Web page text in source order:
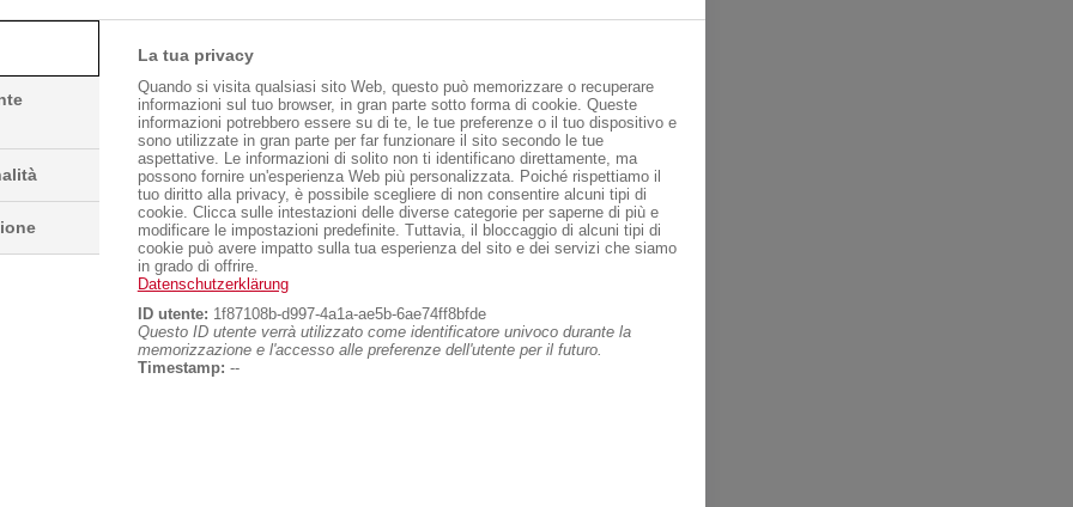
eccezionali d’isolamento
mostra che i prodotti isolanti
una conducibilità termica ≤
tradizionale a parità
La tua privacy
Quando si visita qualsiasi sito Web, questo può memorizzare o recuperare
informazioni sul tuo browser, in gran parte sotto forma di cookie. Queste
informazioni potrebbero essere su di te, le tue preferenze o il tuo dispositivo e
sono utilizzate in gran parte per far funzionare il sito secondo le tue
aspettative. Le informazioni di solito non ti identificano direttamente, ma
possono fornire un'esperienza Web più personalizzata. Poiché rispettiamo il
tuo diritto alla privacy, è possibile scegliere di non consentire alcuni tipi di
cookie. Clicca sulle intestazioni delle diverse categorie per saperne di più e
modificare le impostazioni predefinite. Tuttavia, il bloccaggio di alcuni tipi di
cookie può avere impatto sulla tua esperienza del sito e dei servizi che siamo
in grado di offrire.
Datenschutzerklärung
ID utente: 1f87108b-d997-4a1a-ae5b-6ae74ff8bfde
Questo ID utente verrà utilizzato come identificatore univoco durante la
memorizzazione e l'accesso alle preferenze dell'utente per il futuro.
Timestamp: --